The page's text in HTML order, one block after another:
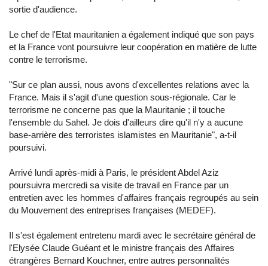
sortie d'audience.
Le chef de l'Etat mauritanien a également indiqué que son pays
et la France vont poursuivre leur coopération en matière de lutte
contre le terrorisme.
"Sur ce plan aussi, nous avons d'excellentes relations avec la
France. Mais il s'agit d'une question sous-régionale. Car le
terrorisme ne concerne pas que la Mauritanie ; il touche
l'ensemble du Sahel. Je dois d'ailleurs dire qu'il n'y a aucune
base-arrière des terroristes islamistes en Mauritanie", a-t-il
poursuivi.
Arrivé lundi après-midi à Paris, le président Abdel Aziz
poursuivra mercredi sa visite de travail en France par un
entretien avec les hommes d'affaires français regroupés au sein
du Mouvement des entreprises françaises (MEDEF).
Il s'est également entretenu mardi avec le secrétaire général de
l'Elysée Claude Guéant et le ministre français des Affaires
étrangères Bernard Kouchner, entre autres personnalités